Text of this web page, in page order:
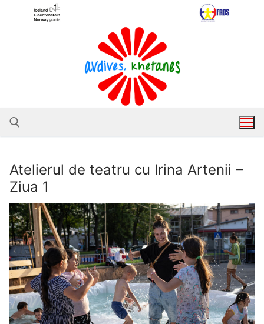
Caută după:
Atelierul de teatru cu Irina Artenii –
Ziua 1